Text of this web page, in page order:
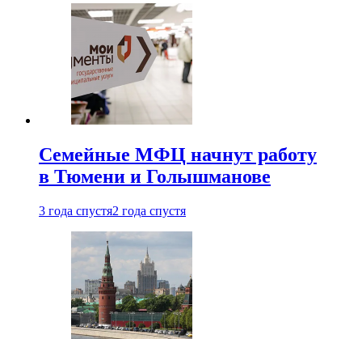
Семейные МФЦ начнут работу
в Тюмени и Голышманове
3 года спустя2 года спустя